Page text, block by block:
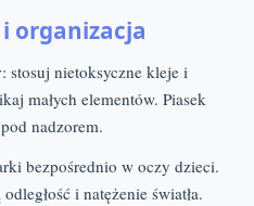
organizacja
: stosuj nietoksyczne kleje i
małych elementów. Piasek
nadzorem.
bezpośrednio w oczy dzieci.
i natężenie światła.